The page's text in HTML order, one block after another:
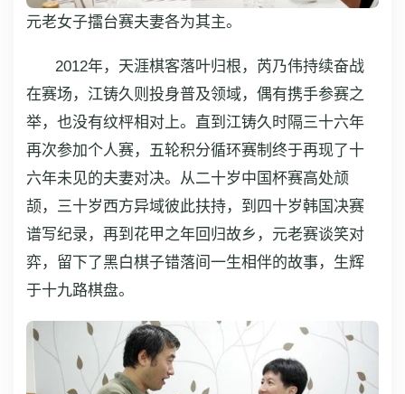
元老女子擂台赛夫妻各为其主。
2012年，天涯棋客落叶归根，芮乃伟持续奋战
在赛场，江铸久则投身普及领域，偶有携手参赛之
举，也没有纹枰相对上。直到江铸久时隔三十六年
再次参加个人赛，五轮积分循环赛制终于再现了十
六年未见的夫妻对决。从二十岁中国杯赛高处颃
颉，三十岁西方异域彼此扶持，到四十岁韩国决赛
谱写纪录，再到花甲之年回归故乡，元老赛谈笑对
弈，留下了黑白棋子错落间一生相伴的故事，生辉
于十九路棋盘。